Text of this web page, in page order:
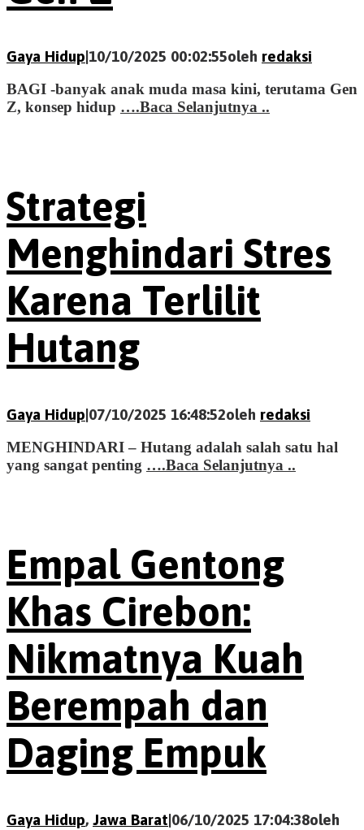
Gaya Hidup|10/10/2025 00:02:55oleh redaksi
BAGI -banyak anak muda masa kini, terutama Gen
Z, konsep hidup ….Baca Selanjutnya ..
Strategi
Menghindari Stres
Karena Terlilit
Hutang
Gaya Hidup|07/10/2025 16:48:52oleh redaksi
MENGHINDARI – Hutang adalah salah satu hal
yang sangat penting ….Baca Selanjutnya ..
Empal Gentong
Khas Cirebon:
Nikmatnya Kuah
Berempah dan
Daging Empuk
Gaya Hidup, Jawa Barat|06/10/2025 17:04:38oleh